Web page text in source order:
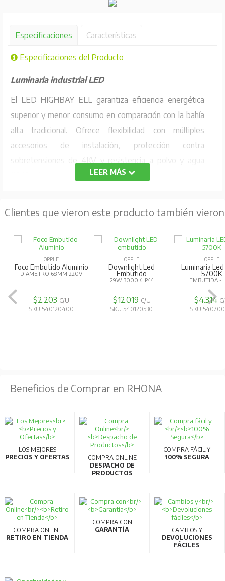
Especificaciones Características
Especificaciones del Producto
Luminaria industrial LED
El LED HIGHBAY ELL garantiza eficiencia energética
superior y menor consumo en comparación con la bahía
alta tradicional. Ofrece flexibilidad con múltiples
accesorios de instalación, protección contra
sobretensiones de 4KV y resistencia a polvo y agua
(IP65). Ideal para gimnasios, industrias, estaciones,
Características
Adaptabilidad a entorno severos
Opciones de instalación: Gancho,poste,montaje en
pared y reflector.
Información Técnica:
Vida útil: 50.000hrs
IP65 / IK08
Dimensiones: ø420 x 161mm
Eficacia( IM/W): 260
LEER MÁS
Clientes que vieron este producto también vieron
OPPLE
Foco Embutido Aluminio
DIAMETRO 68MM 220V
$2.203 C/U
SKU 540120400
OPPLE
Downlight Led
Embutido
29W 3000K IP44
$12.019 C/U
SKU 540120530
OPPLE
Luminaria
5700K
EMBUTIDA -
$4.314
SKU
Beneficios de Comprar en RHONA
LOS MEJORES
PRECIOS Y OFERTAS
COMPRA ONLINE
DESPACHO DE
PRODUCTOS
COMPRA FÁCIL Y
100% SEGURA
COMPRA ONLINE
RETIRO EN TIENDA
COMPRA CON
GARANTÍA
CAMBIOS Y
DEVOLUCIONES
FÁCILES